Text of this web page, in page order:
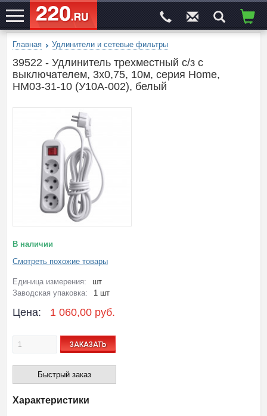
ЭЛЕКТРОСАЙТ№1
Главная Удлинители и сетевые фильтры
39522 - Удлинитель трехместный с/з с
выключателем, 3x0,75, 10м, серия Home,
HM03-31-10 (У10А-002), белый
В наличии
Смотреть похожие товары
Единица измерения:
шт
Заводская упаковка:
1 шт
Цена: 1 060,00 руб.
ЗАКАЗАТЬ
Быстрый заказ
Характеристики